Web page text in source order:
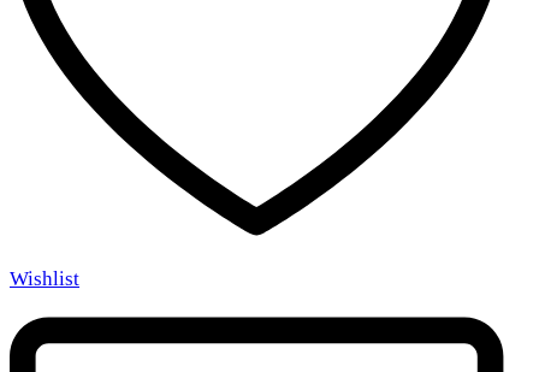
Wishlist